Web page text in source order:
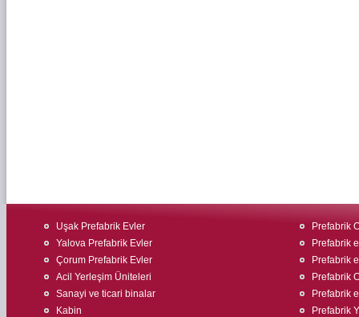
Uşak Prefabrik Evler
Yalova Prefabrik Evler
Çorum Prefabrik Evler
Acil Yerleşim Üniteleri
Sanayi ve ticari binalar
Kabin
Prefabrik
Prefabrik
Prefabrik
Prefabrik
Prefabrik
Prefabrik